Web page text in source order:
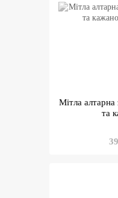
Мітла
та